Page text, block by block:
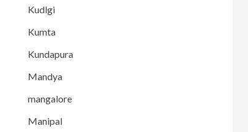
Kudlgi
Kumta
Kundapura
Mandya
mangalore
Manipal